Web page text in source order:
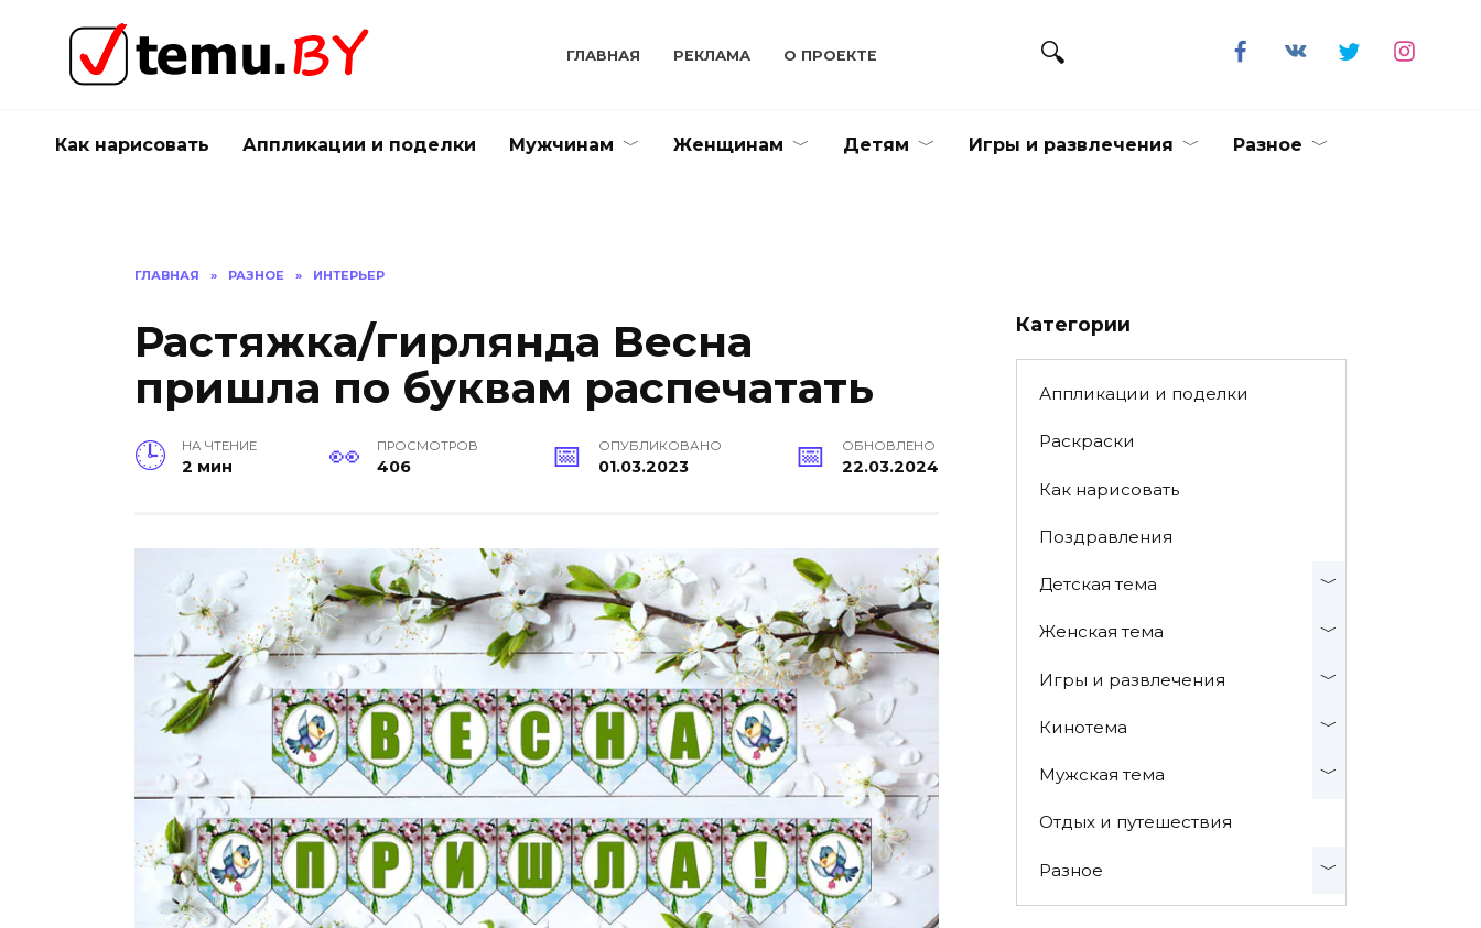
содержанию
ГЛАВНАЯ РЕКЛАМА О ПРОЕКТЕ
Как нарисовать Аппликации и поделки Мужчинам Женщинам Детям Игры и развлечения Разное
ГЛАВНАЯ » РАЗНОЕ » ИНТЕРЬЕР
Растяжка/гирлянда Весна
пришла по буквам распечатать
НА ЧТЕНИЕ
2 мин
ПРОСМОТРОВ
406
ОПУБЛИКОВАНО
01.03.2023
ОБНОВЛЕНО
22.03.2024
Категории
Аппликации и поделки
Раскраски
Как нарисовать
Поздравления
Детская тема
Женская тема
Игры и развлечения
Кинотема
Мужская тема
Отдых и путешествия
Разное